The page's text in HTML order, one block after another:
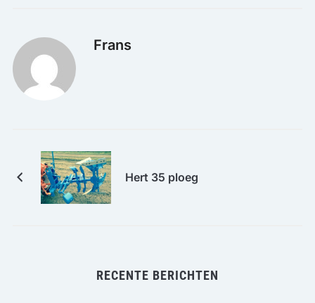
Frans
Hert 35 ploeg
RECENTE BERICHTEN